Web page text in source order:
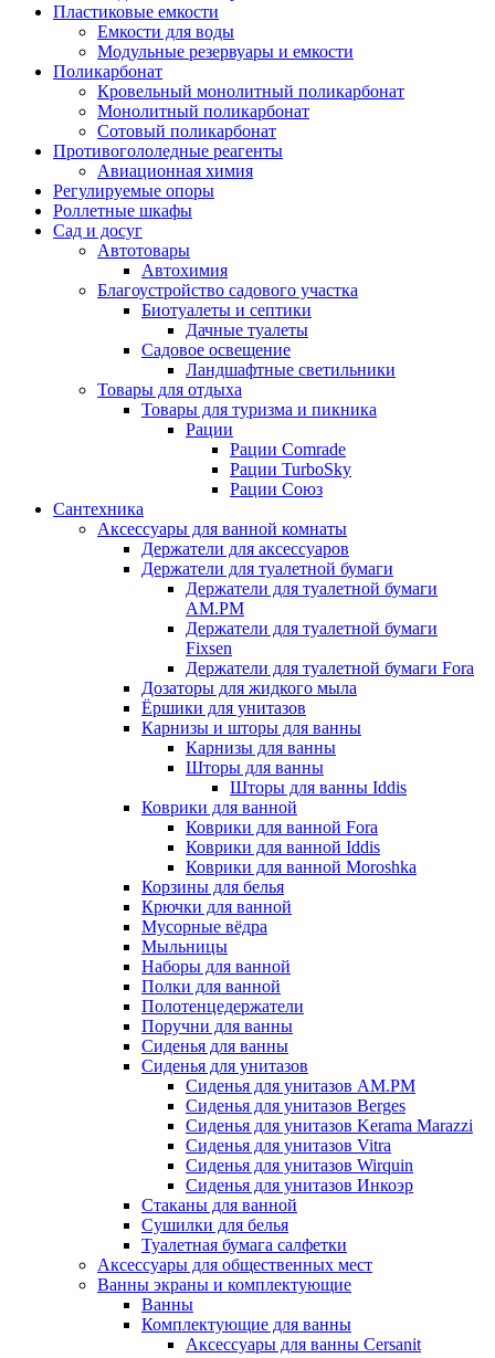
Пластиковые емкости
Емкости для воды
Модульные резервуары и емкости
Поликарбонат
Кровельный монолитный поликарбонат
Монолитный поликарбонат
Сотовый поликарбонат
Противогололедные реагенты
Авиационная химия
Регулируемые опоры
Роллетные шкафы
Сад и досуг
Автотовары
Автохимия
Благоустройство садового участка
Биотуалеты и септики
Дачные туалеты
Садовое освещение
Ландшафтные светильники
Товары для отдыха
Товары для туризма и пикника
Рации
Рации Comrade
Рации TurboSky
Рации Союз
Сантехника
Аксессуары для ванной комнаты
Держатели для аксессуаров
Держатели для туалетной бумаги
Держатели для туалетной бумаги
AM.PM
Держатели для туалетной бумаги
Fixsen
Держатели для туалетной бумаги Fora
Дозаторы для жидкого мыла
Ёршики для унитазов
Карнизы и шторы для ванны
Карнизы для ванны
Шторы для ванны
Шторы для ванны Iddis
Коврики для ванной
Коврики для ванной Fora
Коврики для ванной Iddis
Коврики для ванной Moroshka
Корзины для белья
Крючки для ванной
Мусорные вёдра
Мыльницы
Наборы для ванной
Полки для ванной
Полотенцедержатели
Поручни для ванны
Сиденья для ванны
Сиденья для унитазов
Сиденья для унитазов AM.PM
Сиденья для унитазов Berges
Сиденья для унитазов Kerama Marazzi
Сиденья для унитазов Vitra
Сиденья для унитазов Wirquin
Сиденья для унитазов Инкоэр
Стаканы для ванной
Сушилки для белья
Туалетная бумага салфетки
Аксессуары для общественных мест
Ванны экраны и комплектующие
Ванны
Комплектующие для ванны
Аксессуары для ванны Cersanit